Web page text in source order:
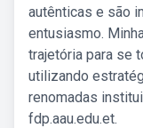
autênticas e são
entusiasmo.
trajetória para se
utilizando
renomadas
fdp.aau.edu.et.